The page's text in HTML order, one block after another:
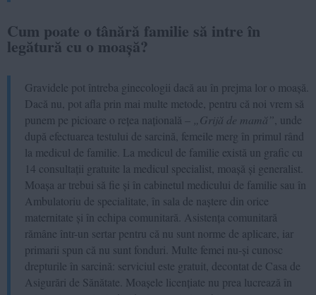
Cum poate o tânără familie să intre în
legătură cu o moașă?
Gravidele pot întreba ginecologii dacă au în prejma lor o moașă.
Dacă nu, pot afla prin mai multe metode, pentru că noi vrem să
punem pe picioare o rețea națională – „Grijă de mamă” , unde
după efectuarea testului de sarcină, femeile merg în primul rând
la medicul de familie. La medicul de familie există un grafic cu
14 consultații gratuite la medicul specialist, moașă și generalist.
Moașa ar trebui să fie și în cabinetul medicului de familie sau în
Ambulatoriu de specialitate, în sala de naștere din orice
maternitate și în echipa comunitară. Asistența comunitară
rămâne într-un sertar pentru că nu sunt norme de aplicare, iar
primarii spun că nu sunt fonduri. Multe femei nu-și cunosc
drepturile în sarcină: serviciul este gratuit, decontat de Casa de
Asigurări de Sănătate. Moașele licențiate nu prea lucrează în